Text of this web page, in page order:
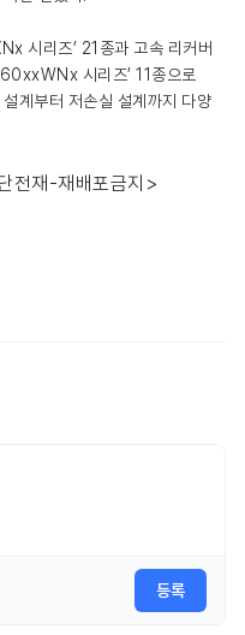
시리즈’ 21종과 고속 리커버
시리즈’ 11종으로
계부터 저손실 설계까지 다양
전재-재배포금지>
등록